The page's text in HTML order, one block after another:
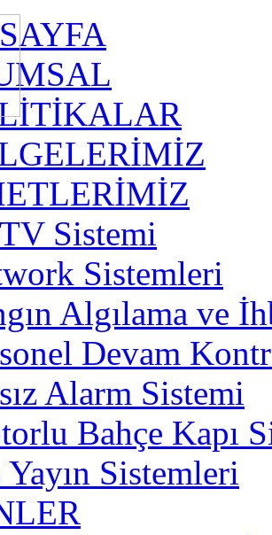
Sistemi
Sistemleri
Algılama ve
Devam
Alarm Sistemi
Bahçe Kapı
Yayın Sistemleri